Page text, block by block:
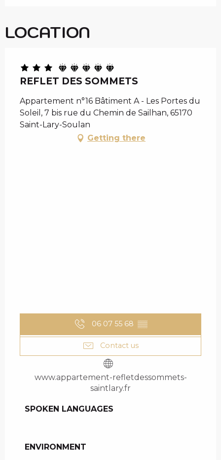
LOCATION
REFLET DES SOMMETS
Appartement n°16 Bâtiment A - Les Portes du
Soleil, 7 bis rue du Chemin de Sailhan, 65170
Saint-Lary-Soulan
Getting there
06 07 55 68 ▒▒
Contact us
www.appartement-refletdessommets-
saintlary.fr
SPOKEN LANGUAGES
SPOKEN LANGUAGES
ENVIRONMENT
ENVIRONMENT